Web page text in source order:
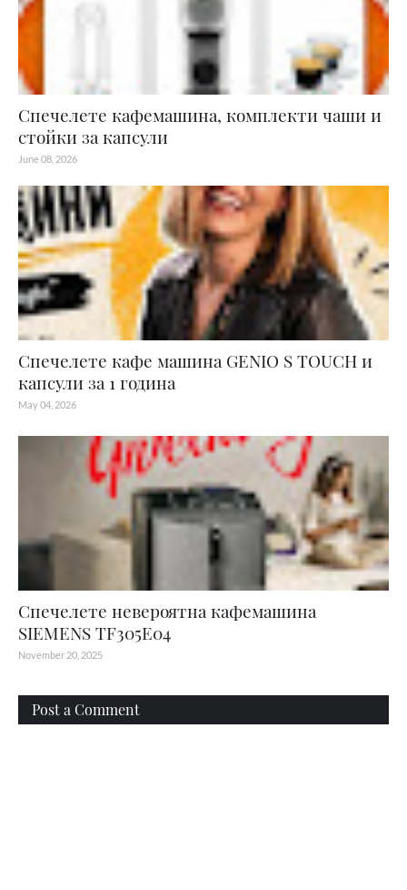
Спечелете кафемашина, комплекти чаши и
стойки за капсули
June 08, 2026
Спечелете кафе машина GENIO S TOUCH и
капсули за 1 година
May 04, 2026
Спечелете невероятна кафемашина
SIEMENS TF305E04
November 20, 2025
Post a Comment